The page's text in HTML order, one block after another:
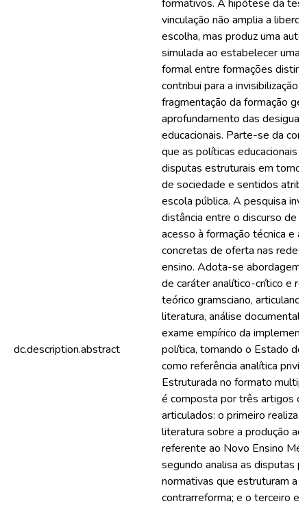
dc.description.abstract
formativos. A hipótese da
vinculação não amplia a
escolha, mas produz uma
simulada ao estabelecer uma
formal entre formações
contribui para a invisibilização
fragmentação da formação
aprofundamento das
educacionais. Parte-se da
que as políticas educacionais
disputas estruturais em torno
de sociedade e sentidos
escola pública. A pesquisa
distância entre o discurso de
acesso à formação técnica e
concretas de oferta nas redes
ensino. Adota-se abordagem
de caráter analítico-crítico e
teórico gramsciano,
literatura, análise documental
exame empírico da
política, tomando o Estado de
como referência analítica
Estruturada no formato
é composta por três artigos
articulados: o primeiro realiza
literatura sobre a produção
referente ao Novo Ensino
segundo analisa as disputas
normativas que estruturam a
contrarreforma; e o terceiro